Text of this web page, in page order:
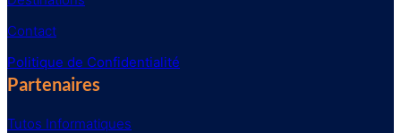
Contact
Politique de Confidentialité
Partenaires
Tutos Informatiques